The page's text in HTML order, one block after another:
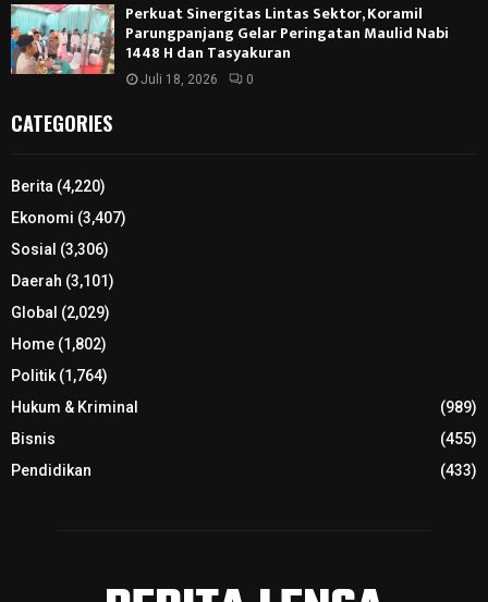
Perkuat Sinergitas Lintas Sektor, Koramil
Parungpanjang Gelar Peringatan Maulid Nabi
1448 H dan Tasyakuran
Juli 18, 2026 0
CATEGORIES
Berita (4,220)
Ekonomi (3,407)
Sosial (3,306)
Daerah (3,101)
Global (2,029)
Home (1,802)
Politik(1,764)
Hukum & Kriminal
(989)
Bisnis
(455)
Pendidikan
(433)